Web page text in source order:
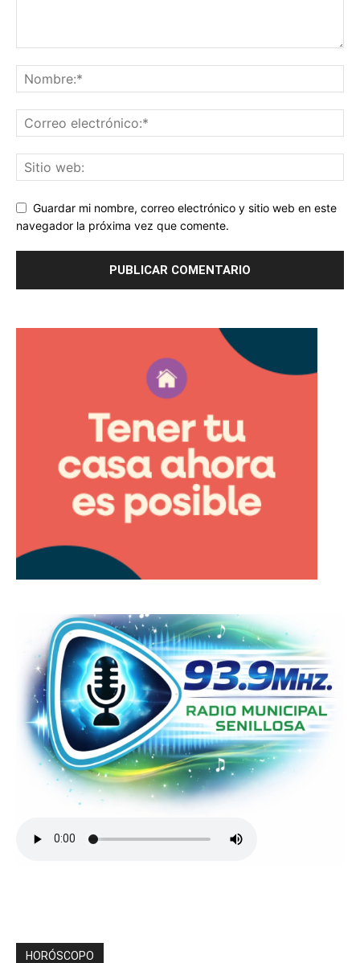
Guardar mi nombre, correo electrónico y sitio web en este
navegador la próxima vez que comente.
HORÓSCOPO